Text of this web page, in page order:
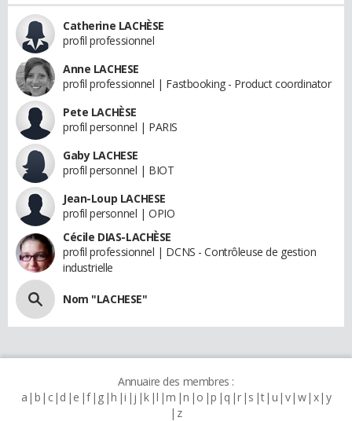
Catherine LACHÈSE
profil professionnel
Anne LACHESE
profil professionnel | Fastbooking - Product coordinator
Pete LACHÈSE
profil personnel | PARIS
Gaby LACHESE
profil personnel | BIOT
Jean-Loup LACHESE
profil personnel | OPIO
Cécile DIAS-LACHÈSE
profil professionnel | DCNS - Contrôleuse de gestion
industrielle
Nom "LACHESE"
Annuaire des membres :
a b c d e f g h i j k l m n o p q r s t u v w x y
z